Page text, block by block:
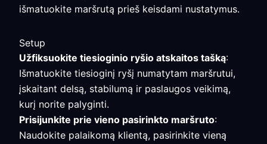
išmatuokite maršrutą prieš keisdami nustatymus.
Setup
Užfiksuokite tiesioginio ryšio atskaitos tašką:
Išmatuokite tiesioginį ryšį numatytam maršrutui,
įskaitant delsą, stabilumą ir paslaugos veikimą,
kurį norite palyginti.
Prisijunkite prie vieno pasirinkto maršruto:
Naudokite palaikomą klientą, pasirinkite vieną